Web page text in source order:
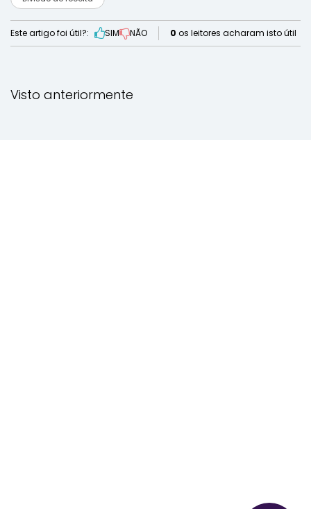
Este artigo foi útil?: SIM NÃO 0 os leitores acharam isto útil
Visto anteriormente